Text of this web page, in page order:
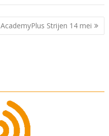
AcademyPlus Strijen 14 mei